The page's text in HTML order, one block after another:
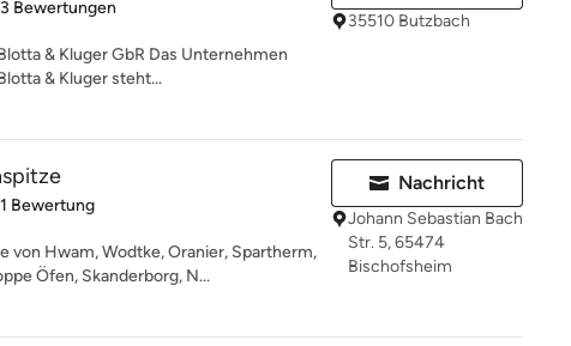
5 von 5 Sternen
3 Bewertungen
& Kluger GbR Das Unternehmen
& Kluger steht...
35510 Butzbach
5 von 5 Sternen
1 Bewertung
von Hwam, Wodtke, Oranier, Spartherm,
Öfen, Skanderborg, N...
Nachricht
Johann Sebastian Bach
Str. 5, 65474
Bischofsheim